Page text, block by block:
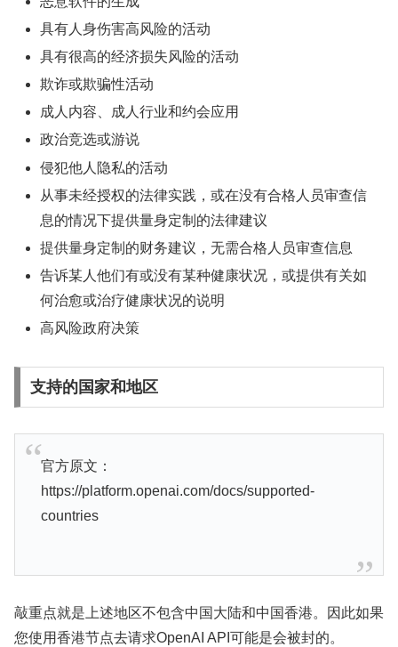
具有人身伤害高风险的活动
具有很高的经济损失风险的活动
欺诈或欺骗性活动
成人内容、成人行业和约会应用
政治竞选或游说
侵犯他人隐私的活动
从事未经授权的法律实践，或在没有合格人员审查信
息的情况下提供量身定制的法律建议
提供量身定制的财务建议，无需合格人员审查信息
告诉某人他们有或没有某种健康状况，或提供有关如
何治愈或治疗健康状况的说明
高风险政府决策
支持的国家和地区
官方原文：
https://platform.openai.com/docs/supported-
countries
敲重点就是上述地区不包含中国大陆和中国香港。因此如果
您使用香港节点去请求OpenAI API可能是会被封的。